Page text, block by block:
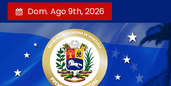
a
l
Dom. Ago 9th, 2026